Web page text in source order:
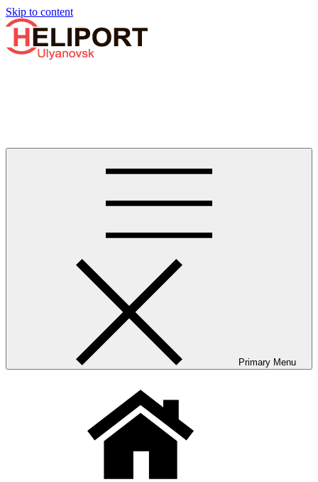
Skip to content
Primary Menu